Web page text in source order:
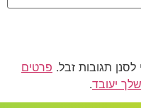
פרטים
יעובד.